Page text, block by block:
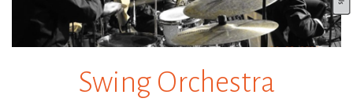
Swing Orchestra